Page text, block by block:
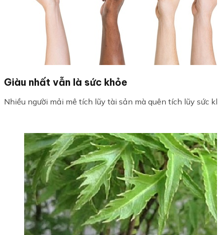
Giàu nhất vẫn là sức khỏe
Nhiều người mải mê tích lũy tài sản mà quên tích lũy sức